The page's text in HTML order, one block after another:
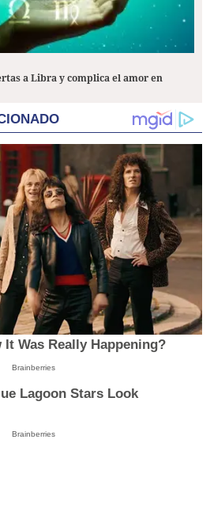
a Libra y complica el amor en
It Was Really Happening?
Brainberries
Lagoon Stars Look
Brainberries